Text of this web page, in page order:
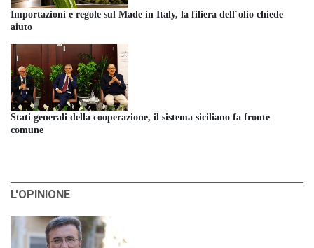
Importazioni e regole sul Made in Italy, la filiera dell´olio chiede
aiuto
Stati generali della cooperazione, il sistema siciliano fa fronte
comune
L'OPINIONE